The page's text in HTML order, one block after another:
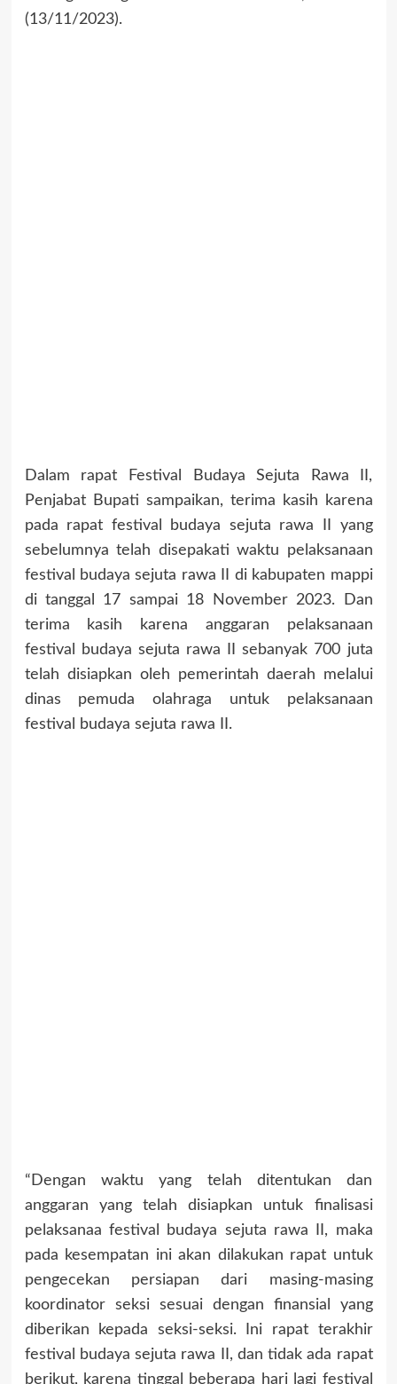
(13/11/2023).
Dalam rapat Festival Budaya Sejuta Rawa II,
Penjabat Bupati sampaikan, terima kasih karena
pada rapat festival budaya sejuta rawa II yang
sebelumnya telah disepakati waktu pelaksanaan
festival budaya sejuta rawa II di kabupaten mappi
di tanggal 17 sampai 18 November 2023. Dan
terima kasih karena anggaran pelaksanaan
festival budaya sejuta rawa II sebanyak 700 juta
telah disiapkan oleh pemerintah daerah melalui
dinas pemuda olahraga untuk pelaksanaan
festival budaya sejuta rawa II.
“Dengan waktu yang telah ditentukan dan
anggaran yang telah disiapkan untuk finalisasi
pelaksanaa festival budaya sejuta rawa II, maka
pada kesempatan ini akan dilakukan rapat untuk
pengecekan persiapan dari masing-masing
koordinator seksi sesuai dengan finansial yang
diberikan kepada seksi-seksi. Ini rapat terakhir
festival budaya sejuta rawa II, dan tidak ada rapat
berikut, karena tinggal beberapa hari lagi festival